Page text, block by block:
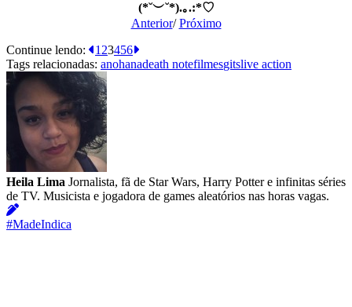
(*˘︶˘*).｡.:*♡
Anterior/Próximo
Continue lendo:
1 23456
Tags relacionadas: anohanadeath notefilmesgitslive action
Heila Lima Jornalista, fã de Star Wars, Harry Potter e infinitas séries
de TV. Musicista e jogadora de games aleatórios nas horas vagas.
#MadeIndica